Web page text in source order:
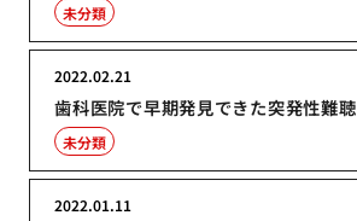
未分類
歯科医院で早期発見できた突発性難聴
2022.02.21
未分類
2022.01.11